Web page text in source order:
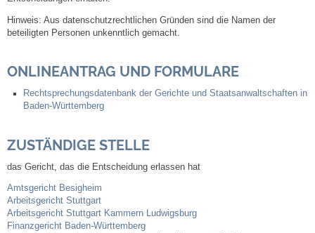
Steuern
Ortsrecht
Trinkwasser - Härtebereich
Redaktionsstatut für das Amtsblatt
Hinweis: Aus datenschutzrechtlichen Gründen sind die Namen der
beteiligten Personen unkenntlich gemacht.
ONLINEANTRAG UND FORMULARE
Rechtsprechungsdatenbank der Gerichte und Staatsanwaltschaften in
Baden-Württemberg
ZUSTÄNDIGE STELLE
das Gericht, das die Entscheidung erlassen hat
Amtsgericht Besigheim
Arbeitsgericht Stuttgart
Arbeitsgericht Stuttgart Kammern Ludwigsburg
Finanzgericht Baden-Württemberg